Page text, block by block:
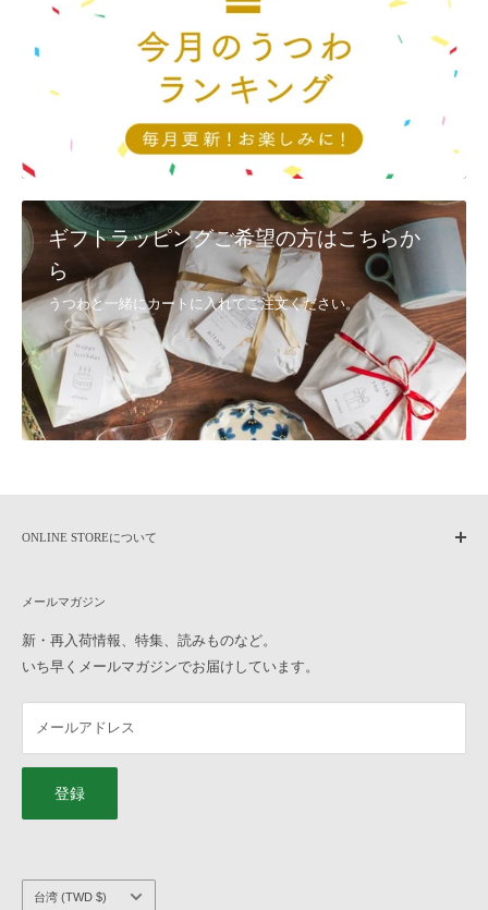
②注文と異なる商品・不良品
商品到着後3日以内に、メール又は電話(092-404-0968)で連絡し、 着
・代替品が在庫にある場合は、速やかに交換、発送させていただきま
す。
・在庫切れの商品に関しましては、後日発送、またはご返金とさせて
いただきます。
・メールでのご連絡は、
お問い合わせからお願いいたします。
③お客様のご都合（イメージと異なるなど） お客様のご都合による返
品・交換につきましては、未使用に限りお受けいたします。
商品到着後7日以内に こちらまでご連絡いただいた後、元払いにてご
返送ください。
8日以上過ぎた場合の返品・交換のご要望は、お受けできなくなりま
す。ご了承ください。
いたします。
・一度でもご使用になられた商品
・商品到着後8日以上経過した商品
・お取り置き、ご予約の商品
いですか？
「ギフトラッピングの色」と「ギフトタグの種類」を選んで、うつわ
と一緒にカートに入れてご注文ください。 ギフトラッピングについ
て、詳しくはこちら
こちらのサービスは承っておりません。ご了承ください。
ギフトラッピングご希望の方はこちらか
ら
うつわと一緒にカートに入れてご注文ください。
メールマガジン
新・再入荷情報、特集、読みものなど。
いち早くメールマガジンでお届けしています。
メールアドレス
登録
ONLINE STOREについて
作家もののうつわについて
よくある質問
ご利用ガイド
横浜元町店へのお問い合わせ
特定商取引法に基づく表記
プライバシーポリシー
会社概要
台湾 (TWD $)